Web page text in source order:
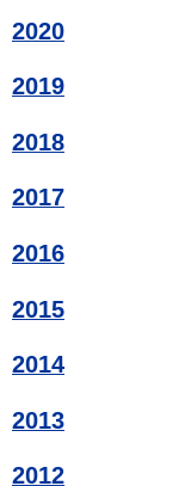
2020
2019
2018
2017
2016
2015
2014
2013
2012